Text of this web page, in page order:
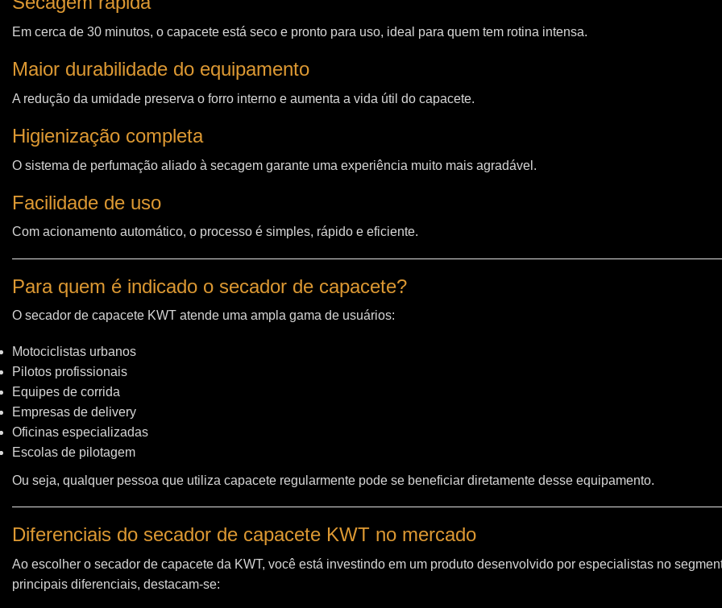
Em cerca de 30 minutos, o capacete está seco e pronto para uso, ideal para quem tem rotina intensa.
Maior durabilidade do equipamento
A redução da umidade preserva o forro interno e aumenta a vida útil do capacete.
Higienização completa
O sistema de perfumação aliado à secagem garante uma experiência muito mais agradável.
Facilidade de uso
Com acionamento automático, o processo é simples, rápido e eficiente.
Para quem é indicado o secador de capacete?
O secador de capacete KWT atende uma ampla gama de usuários:
Motociclistas urbanos
Pilotos profissionais
Equipes de corrida
Empresas de delivery
Oficinas especializadas
Escolas de pilotagem
Ou seja, qualquer pessoa que utiliza capacete regularmente pode se beneficiar diretamente desse equipamento.
Diferenciais do secador de capacete KWT no mercado
Ao escolher o secador de capacete da KWT, você está investindo em um produto desenvolvido por especialistas no
principais diferenciais, destacam-se: